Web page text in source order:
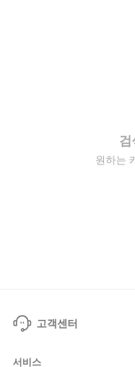
검
원하는
고객센터
서비스